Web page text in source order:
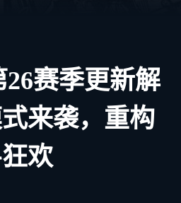
赛季更新解
来袭，重构
欢